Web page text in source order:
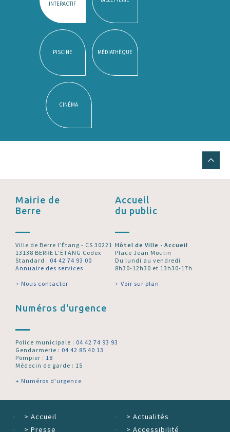
INTERACTIF
PISCINE MÉDIATHÈQUE
CINÉMA
Mairie de
Berre
Ville de Berre l’Étang - CS 30221
13138 BERRE L'ÉTANG Cedex
Standard : 04 42 74 93 00
Annuaire des services
+ Nous contacter
Accueil
du public
Hôtel de Ville - Accueil
Place Jean Moulin
Du lundi au vendredi
8h30-12h30 et 13h30-17h
+ Voir sur plan
Numéros d'urgence
Police municipale : 04 42 74 93 93
Gendarmerie : 04 42 85 40 13
Pompier : 18
Médecin de garde : 15
+ Numéros d'urgence
> Accueil > Actualités
> Presse > Accessibilité